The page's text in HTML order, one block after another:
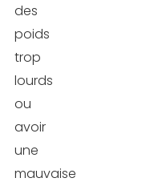
des
poids
trop
lourds
ou
avoir
une
mauvaise